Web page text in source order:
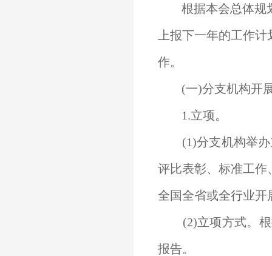
根据本会总体规
上报下一年的工作
作。
(一)分支机构开
1.立项。
(1)分支机构举办
评比表彰、标准工作
全国全省或全行业开
(2)立项方式。根
报告。